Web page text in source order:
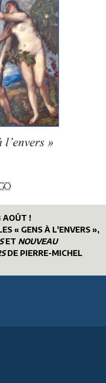
AOÛT !
« GENS À L'ENVERS »,
ET NOUVEAU
DE PIERRE-MICHEL